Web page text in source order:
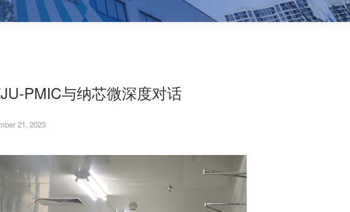
PMIC与纳芯微深度对话
21, 2023